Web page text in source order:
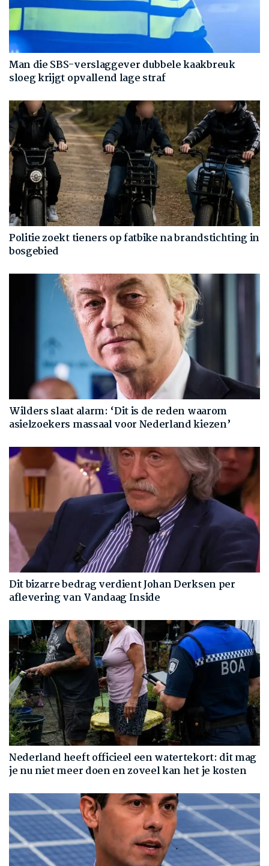
Man die SBS-verslaggever dubbele kaakbreuk
sloeg krijgt opvallend lage straf
Politie zoekt tieners op fatbike na brandstichting in
bosgebied
Wilders slaat alarm: ‘Dit is de reden waarom
asielzoekers massaal voor Nederland kiezen’
Dit bizarre bedrag verdient Johan Derksen per
aflevering van Vandaag Inside
Nederland heeft officieel een watertekort: dit mag
je nu niet meer doen en zoveel kan het je kosten